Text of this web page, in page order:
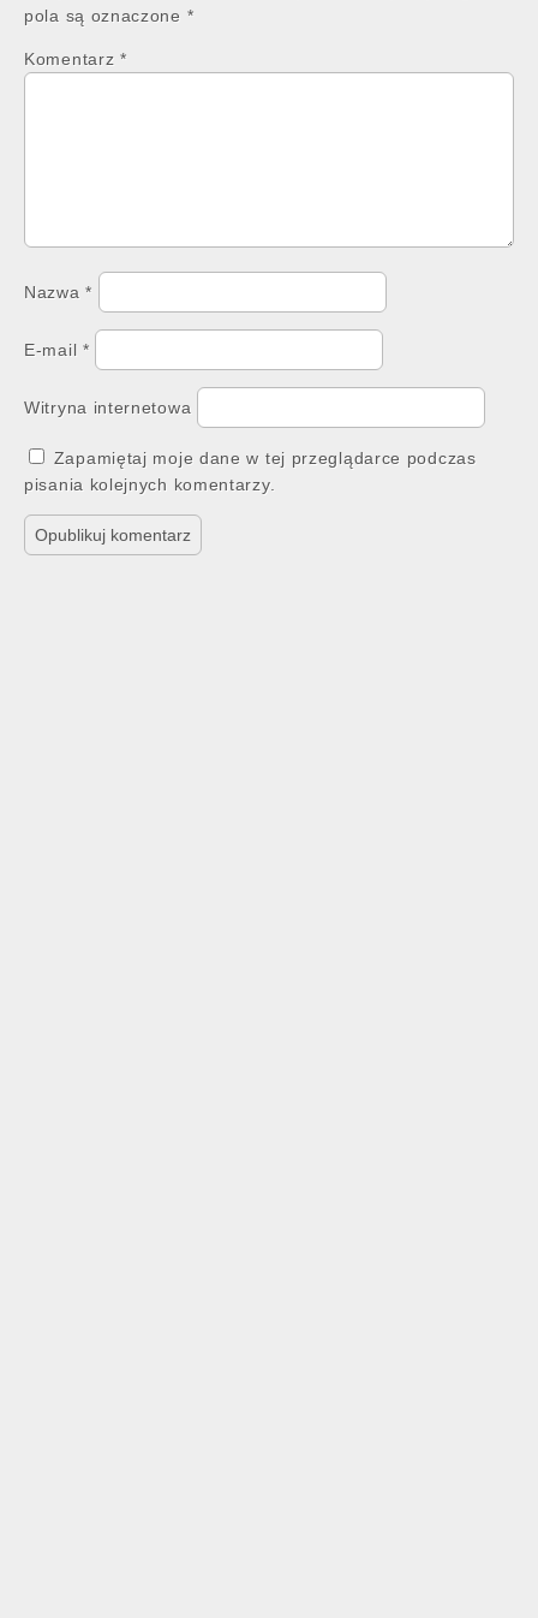
pola są oznaczone *
Komentarz *
Nazwa*
E-mail *
Witryna internetowa
Zapamiętaj moje dane w tej przeglądarce podczas
pisania kolejnych komentarzy.